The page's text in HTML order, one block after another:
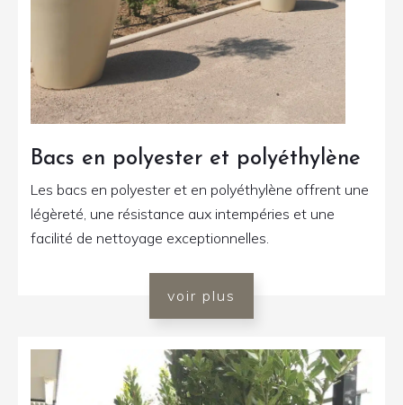
Bacs en polyester et polyéthylène
Les bacs en polyester et en polyéthylène offrent une
légèreté, une résistance aux intempéries et une
facilité de nettoyage exceptionnelles.
voir plus